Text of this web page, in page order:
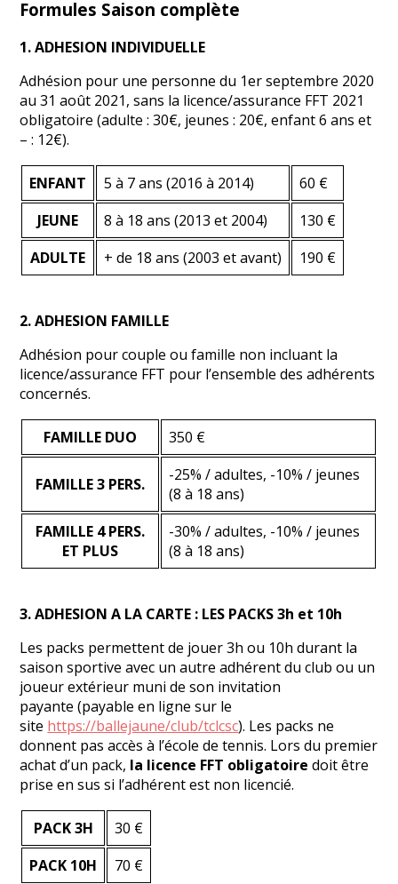
Formules Saison complète
1. ADHESION INDIVIDUELLE
Adhésion pour une personne du 1er septembre 2020
au 31 août 2021, sans la licence/assurance FFT 2021
obligatoire (adulte : 30€, jeunes : 20€, enfant 6 ans et
– : 12€).
ENFANT 5 à 7 ans (2016 à 2014)
60 €
JEUNE
8 à 18 ans (2013 et 2004)
130 €
ADULTE
+ de 18 ans (2003 et avant) 190 €
2. ADHESION FAMILLE
Adhésion pour couple ou famille non incluant la
licence/assurance FFT pour l’ensemble des adhérents
concernés.
FAMILLE DUO 350 €
FAMILLE 3 PERS.
-25% / adultes, -10% / jeunes
(8 à 18 ans)
FAMILLE 4 PERS.
ET PLUS
-30% / adultes, -10% / jeunes
(8 à 18 ans)
3. ADHESION A LA CARTE : LES PACKS 3h et 10h
Les packs permettent de jouer 3h ou 10h durant la
saison sportive avec un autre adhérent du club ou un
joueur extérieur muni de son invitation
payante (payable en ligne sur le
site https://ballejaune/club/tclcsc). Les packs ne
donnent pas accès à l’école de tennis. Lors du premier
achat d’un pack, la licence FFT obligatoire doit être
prise en sus si l’adhérent est non licencié.
PACK 3H
30 €
PACK 10H
70 €